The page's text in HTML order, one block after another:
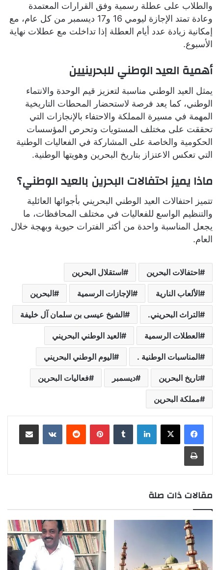
والطلاب على عطلة رسمية وفق القرارات المعتمدة
وعادة تمتد الإجازة ليومي 16 و17 ديسمبر من كل عام، مع
إمكانية زيادة عدد أيام العطلة إذا تداخلت مع عطلات نهاية
الأسبوع.
أهمية العيد الوطني للبحرينيين
يمثل العيد الوطني مناسبة لتعزيز قيم الوحدة والانتماء
الوطني، كما يعد فرصة لاستحضار المحطات التاريخية
المهمة في مسيرة المملكة والاحتفاء بالإنجازات التي
تحققت على مختلف المستويات وتحرص المؤسسات
الحكومية والخاصة على المشاركة في الفعاليات الوطنية
التي تعكس الاعتزاز بتاريخ البحرين وهويتها الوطنية.
ماذا يميز احتفالات البحرين بالعيد الوطني؟
تتميز احتفالات العيد الوطني البحريني بأجوائها العائلية
والتنظيم الواسع للفعاليات في مختلف المحافظات، ما
يجعل المناسبة واحدة من أكثر الفترات حيوية وبهجة خلال
العام.
احتفالات البحرين استقلال البحرين
الألعاب النارية الإجازات الرسمية البحرين
التراث البحريني. الشيخ عيسى بن سلمان آل خليفة
العطلات الرسمية العيد الوطني البحريني
المناسبات الوطنية . اليوم الوطني البحريني
تاريخ البحرين ديسمبر فعاليات البحرين
مملكة البحرين
لينكدإن بينتيريست مشاركة عبر البريد
طباعة
مقالات ذات صلة